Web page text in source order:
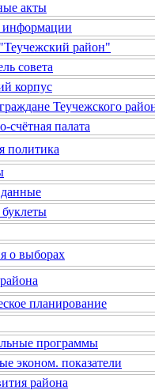
акты
информации
район"
совета
корпус
Теучежского
счётная палата
политика
о выборах
планирование
программы
эконом. показатели
района